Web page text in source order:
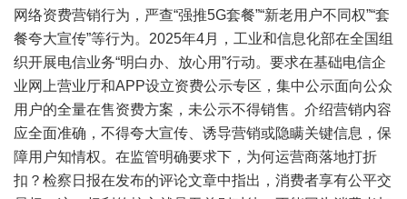
网络资费营销行为，严查“强推5G套餐”“新老用户不同权”“套
餐夸大宣传”等行为。2025年4月，工业和信息化部在全国组
织开展电信业务“明白办、放心用”行动。要求在基础电信企
业网上营业厅和APP设立资费公示专区，集中公示面向公众
用户的全量在售资费方案，未公示不得销售。介绍营销内容
应全面准确，不得夸大宣传、诱导营销或隐瞒关键信息，保
障用户知情权。在监管明确要求下，为何运营商落地打折
扣？检察日报在发布的评论文章中指出，消费者享有公平交